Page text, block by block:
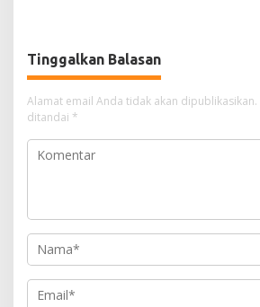
Tinggalkan Balasan
Alamat email Anda tidak akan dipublikasikan.
ditandai *